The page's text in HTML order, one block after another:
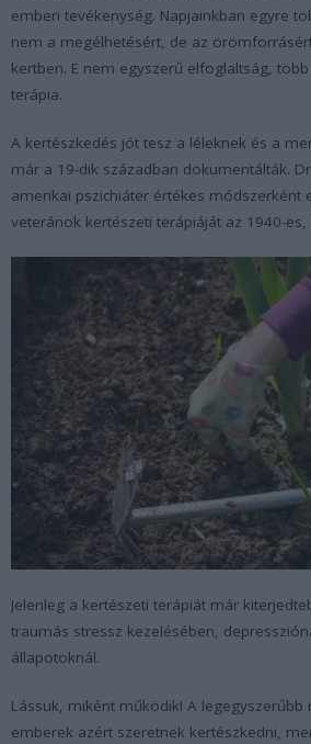
emberi tevékenység. Napjainkban egyre
nem a megélhetésért, de az
kertben. E nem egyszerű elfoglaltság,
terápia.
A kertészkedés jót tesz a léleknek és a
már a 19-dik században dokumentálták.
amerikai pszichiáter értékes módszerként
veteránok kertészeti terápiáját az 1940-es,
Jelenleg a kertészeti terápiát már
traumás stressz kezelésében,
állapotoknál.
Lássuk, miként működik! A legegyszerűbb
emberek azért szeretnek kertészkedni,